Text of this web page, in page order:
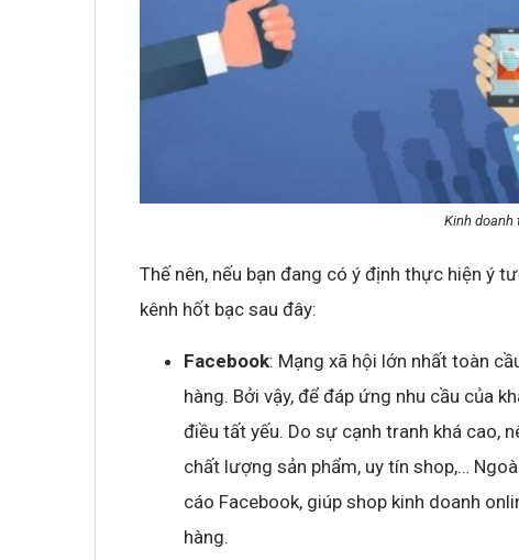
Kinh doanh
Thế nên, nếu bạn đang có ý định thực hiện ý
kênh hốt bạc sau đây:
Facebook: Mạng xã hội lớn nhất toàn
hàng. Bởi vậy, để đáp ứng nhu cầu của
điều tất yếu. Do sự cạnh tranh khá cao,
chất lượng sản phẩm, uy tín shop,…
cáo Facebook, giúp shop kinh doanh
hàng.